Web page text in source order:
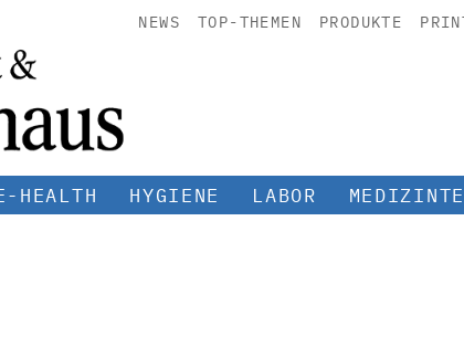
NEWS TOP-THEMEN PRODUKTE
HEALTH HYGIENE LABOR